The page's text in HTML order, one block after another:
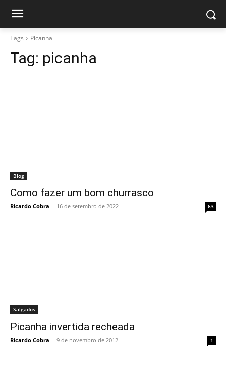
Tags Picanha
Tag: picanha
Blog
Como fazer um bom churrasco
Ricardo Cobra - 16 de setembro de 2022 63
Salgados
Picanha invertida recheada
Ricardo Cobra - 9 de novembro de 2012 1